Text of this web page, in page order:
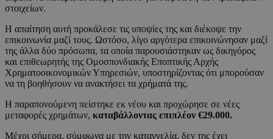
στοιχείων.
Η απαίτηση αυτή προκάλεσε τις υποψίες της και διέκοψε την
επικοινωνία μαζί τους. Ωστόσο, λίγο αργότερα επικοινώνησαν μαζί
της άλλα δύο πρόσωπα, τα οποία παρουσιάστηκαν ως δικηγόρος
και επιθεωρητής της Ομοσπονδιακής Εποπτικής Αρχής
Χρηματοοικονομικών Υπηρεσιών, υποστηρίζοντας ότι μπορούσαν
να τη βοηθήσουν να ανακτήσει τα χρήματά της.
Η παραπονούμενη πείστηκε εκ νέου και προχώρησε σε νέες
μεταφορές χρημάτων, καταβάλλοντας επιπλέον €29.000.
Μέχρι σήμερα, σύμφωνα με την καταγγελία, δεν της έχει